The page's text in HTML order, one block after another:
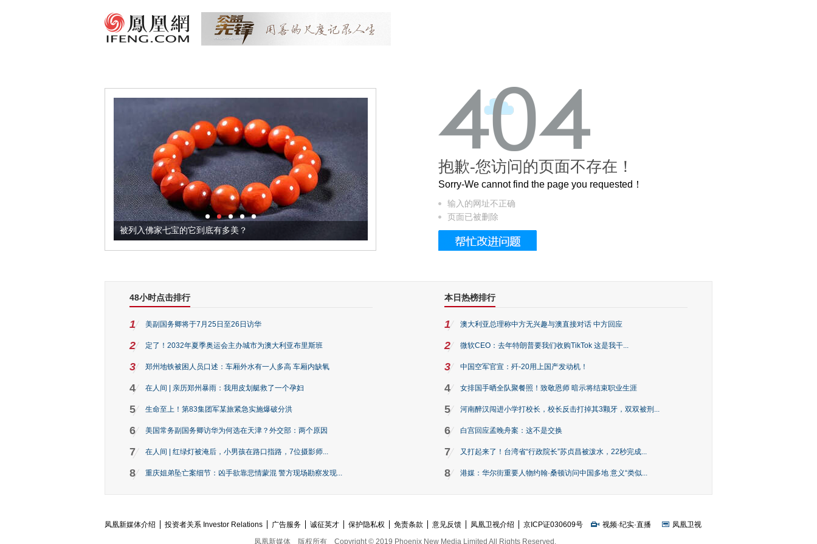
被列入佛家七宝的它到底有多美？ 这个3.2米的长卷，还原了600岁的紫禁城
抱歉-您访问的页面不存在！
Sorry-We cannot find the page you requested！
输入的网址不正确
页面已被删除
48小时点击排行
1 美副国务卿将于7月25日至26日访华
2 定了！2032年夏季奥运会主办城市为澳大利亚布里斯班
3 郑州地铁被困人员口述：车厢外水有一人多高 车厢内缺氧
4 在人间 | 亲历郑州暴雨：我用皮划艇救了一个孕妇
5 生命至上！第83集团军某旅紧急实施爆破分洪
6 美国常务副国务卿访华为何选在天津？外交部：两个原因
7 在人间 | 红绿灯被淹后，小男孩在路口指路，7位摄影师...
8 重庆姐弟坠亡案细节：凶手欲靠悲情蒙混 警方现场勘察发现...
本日热榜排行
1 澳大利亚总理称中方无兴趣与澳直接对话 中方回应
2 微软CEO：去年特朗普要我们收购TikTok 这是我干...
3 中国空军官宣：歼-20用上国产发动机！
4 女排国手晒全队聚餐照！致敬恩师 暗示将结束职业生涯
5 河南醉汉闯进小学打校长，校长反击打掉其3颗牙，双双被刑...
6 白宫回应孟晚舟案：这不是交换
7 又打起来了！台湾省“行政院长”苏贞昌被泼水，22秒完成...
8 港媒：华尔街重要人物约翰·桑顿访问中国多地 意义“类似...
凤凰新媒体介绍 投资者关系 Investor Relations 广告服务 诚征英才 保护隐私权 免责条款 意见反馈 凤凰卫视介绍 京ICP证030609号 视频·纪实·直播
凤凰卫视
凤凰新媒体
版权所有 Copyright © 2019 Phoenix New Media Limited All Rights Reserved.